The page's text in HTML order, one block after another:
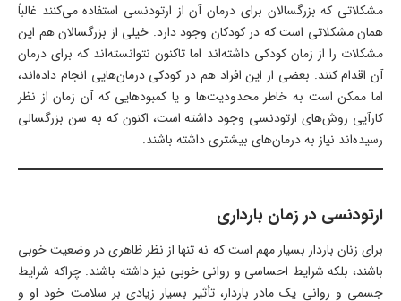
مشکلاتی که بزرگسالان برای درمان آن از ارتودنسی استفاده می‌کنند غالباً
همان مشکلاتی است که در کودکان وجود دارد. خیلی از بزرگسالان هم این
مشکلات را از زمان کودکی داشته‌اند اما تاکنون نتوانسته‌اند که برای درمان
آن اقدام کنند. بعضی از این افراد هم در کودکی درمان‌هایی انجام داده‌اند،
اما ممکن است به خاطر محدودیت‌ها و یا کمبودهایی که آن زمان از نظر
کارآیی روش‌های ارتودنسی وجود داشته است، اکنون که به سن بزرگسالی
رسیده‌اند نیاز به درمان‌های بیشتری داشته باشند.
ارتودنسی در زمان بارداری
برای زنان باردار بسیار مهم است که نه تنها از نظر ظاهری در وضعیت خوبی
باشند، بلکه شرایط احساسی و روانی خوبی نیز داشته باشند. چراکه شرایط
جسمی و روانی یک مادر باردار، تأثیر بسیار زیادی بر سلامت خود او و